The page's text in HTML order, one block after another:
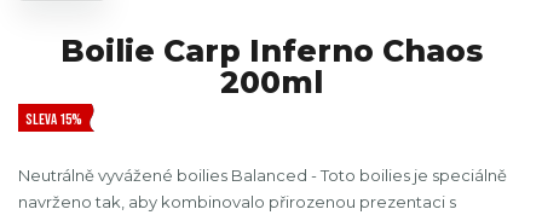
Boilie Carp Inferno Chaos
200ml
SLEVA 15%
Neutrálně vyvážené boilies Balanced - Toto boilies je speciálně
navrženo tak, aby kombinovalo přirozenou prezentaci s